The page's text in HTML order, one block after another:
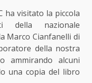
ha visitato la piccola
della nazionale
Marco Cianfanelli di
della nostra
ammirando alcuni
una copia del libro